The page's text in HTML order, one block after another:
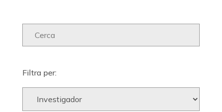
Filtra per: